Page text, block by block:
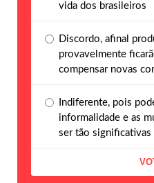
vida dos brasileiros
Discordo, afinal
provavelmente
compensar novas
Indiferente, pois
informalidade e as
ser tão significativas